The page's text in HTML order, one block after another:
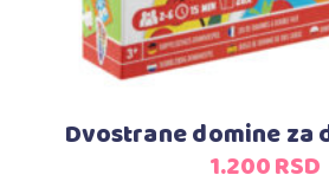
Dvostrane domine za
1.200RSD